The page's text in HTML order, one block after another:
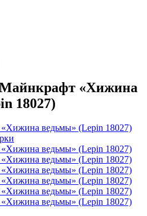
Майнкрафт «Хижина
18027)